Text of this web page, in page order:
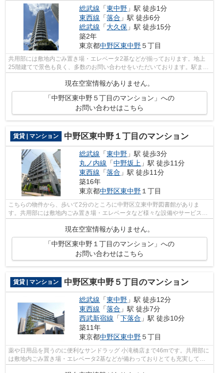
総武線 「東中野 」駅 徒歩1分
東西線 「落合 」駅 徒歩6分
総武線 「大久保 」駅 徒歩15分
築2年
東京都中野区東中野５丁目
共用部には敷地内ごみ置き場・エレベータ2基などが揃っております。地上
25階建てで景色も良く、多数のお問い合わせをいただいております。駅まで
現在空室情報がありません。
「中野区東中野５丁目のマンション」への
お問い合わせはこちら
賃貸 | マンション 中野区東中野１丁目のマンション
総武線 「東中野 」駅 徒歩3分
丸ノ内線 「中野坂上 」駅 徒歩11分
東西線 「落合 」駅 徒歩11分
築16年
東京都中野区東中野１丁目
こちらの物件から、歩いて2分のところに中野区立東中野図書館がありま
す。共用部には敷地内ごみ置き場・エレベータなど様々な設備やサービスが
揃っているので便利です。徒歩3分に駅が...
現在空室情報がありません。
「中野区東中野１丁目のマンション」への
お問い合わせはこちら
賃貸 | マンション 中野区東中野５丁目のマンション
総武線 「東中野 」駅 徒歩12分
東西線 「落合 」駅 徒歩7分
西武新宿線 「下落合 」駅 徒歩10分
築11年
東京都中野区東中野５丁目
薬や日用品を買うのに便利なサンドラッグ 小滝橋店まで46mです。共用部に
は敷地内ごみ置き場・エレベータ2基などが備わっておりとても充実してい
ます。風通しが良い物件です。最寄りの...